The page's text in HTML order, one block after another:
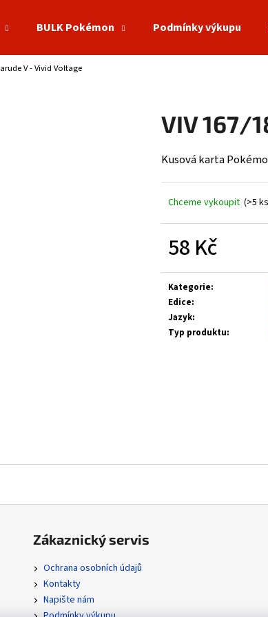
BULK Pokémon Podmínky výkupu
V - Vivid Voltage
VIV 167/
Kusová karta
Chceme vykoupit (>5
58 Kč
cena:
Kategorie:
Edice:
Jazyk:
Typ produktu:
Co potřebujete najít?
HLEDAT
SVP 051 SNORLAX - BLACK STAR PROMOS
POR
Zákaznický servis
Ochrana osobních údajů
Kontakty
Napište nám